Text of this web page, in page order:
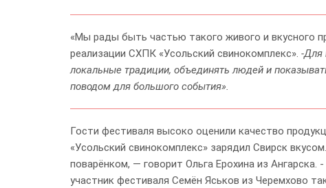
«Мы рады быть частью такого живого и вкусного
реализации СХПК «Усольский свинокомплекс». -Для
локальные традиции, объединять людей и
поводом для большого события».
Гости фестиваля высоко оценили качество
«Усольский свинокомплекс» зарядил Свирск
поварёнком, — говорит Ольга Ерохина из
участник фестиваля Семён Яськов из Черемхово